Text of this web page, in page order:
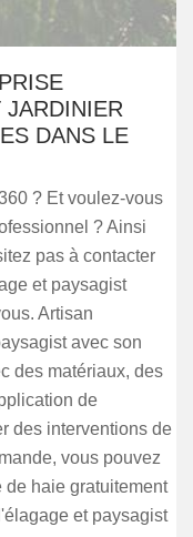
JARDINIER
DANS LE
? Et voulez-vous
? Ainsi
pas à contacter
et paysagist
Artisan
avec son
des matériaux, des
de
des interventions de
vous pouvez
haie gratuitement
et paysagist